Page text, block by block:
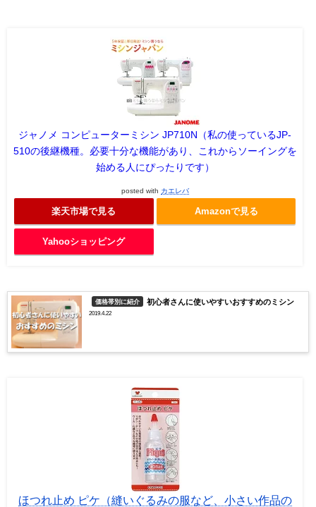
ジャノメ コンピューターミシン JP710N（私の使っているJP-
510の後継機種。必要十分な機能があり、これからソーイングを
始める人にぴったりです）
posted with カエレバ
楽天市場で見る Amazonで見る
Yahooショッピング
価格帯別に紹介 初心者さんに使いやすいおすすめのミシン
2019.4.22
ほつれ止め ピケ（縫いぐるみの服など、小さい作品の